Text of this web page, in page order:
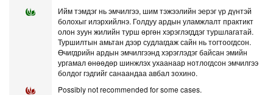
Ийм тэмдэг нь эмчилгээ, шим тэжээлийн эерэг үр дүнтэй
болохыг илэрхийлнэ. Голдуу ардын уламжлалт практикт
олон зуун жилийн турш өргөн хэрэглэгддэг туршлагатай.
Туршилтын амьтан дээр судлагдаж сайн нь тогтоогдсон.
Өчигдрийн ардын эмчилгээнд хэрэглэдэг байсан эмийн
ургамал өнөөдөр шинжлэх ухаанаар нотлогдсон эмчилгээ
болдог гэдгийг санаандаа авбал зохино.
Possibly not recommended for some cases.